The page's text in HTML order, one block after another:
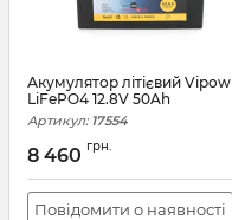
Акумулятор літієвий Vipow
LiFePO4 12.8V 50Ah
Артикул: 17554
8 460 грн.
Повідомити о наявності